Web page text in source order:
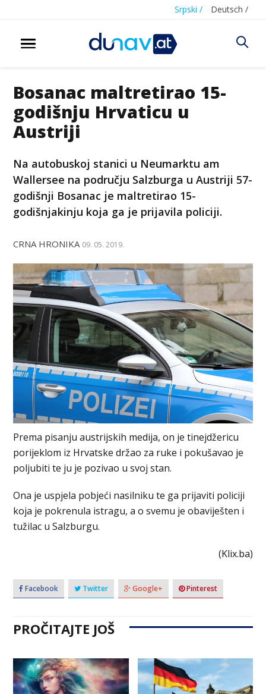
Srpski / Deutsch /
Bosanac maltretirao 15-
godišnju Hrvaticu u
Austriji
Na autobuskoj stanici u Neumarktu am
Wallersee na području Salzburga u Austriji 57-
godišnji Bosanac je maltretirao 15-
godišnjakinju koja ga je prijavila policiji.
CRNA HRONIKA 09. 05. 2019.
Prema pisanju austrijskih medija, on je tinejdžericu
porijeklom iz Hrvatske držao za ruke i pokušavao je
poljubiti te ju je pozivao u svoj stan.
Ona je uspjela pobjeći nasilniku te ga prijaviti policiji
koja je pokrenula istragu, a o svemu je obaviješten i
tužilac u Salzburgu.
(Klix.ba)
Facebook Twitter Google+ Pinterest
PROČITAJTE JOŠ